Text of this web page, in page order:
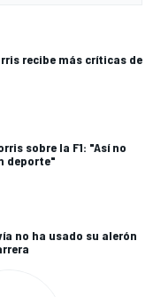
recibe más críticas de
sobre la F1: "Así no
deporte"
no ha usado su alerón